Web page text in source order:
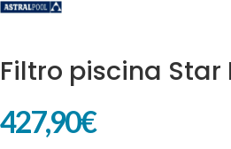
Filtro piscina Star
427,90€